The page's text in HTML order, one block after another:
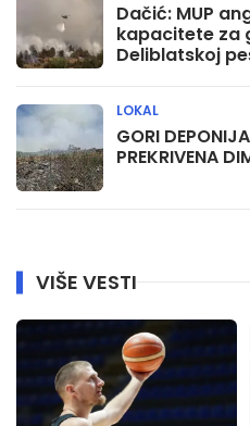
Dačić: MUP
kapacitete za
Deliblatskoj
GORI
PREKRIVENA
LOKAL
VIŠE VESTI